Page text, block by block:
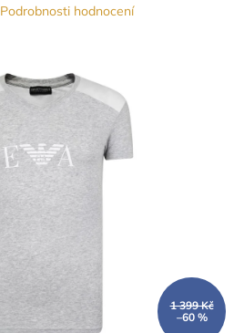
Podrobnosti hodnocení
1 399 Kč
–60 %